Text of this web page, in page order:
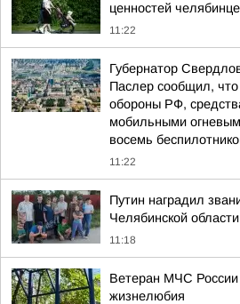
ценностей
11:22
Губернатор
Паслер сообщил,
обороны РФ,
мобильными
восемь
11:22
Путин наградил
Челябинской области
11:18
Ветеран МЧС России
жизнелюбия